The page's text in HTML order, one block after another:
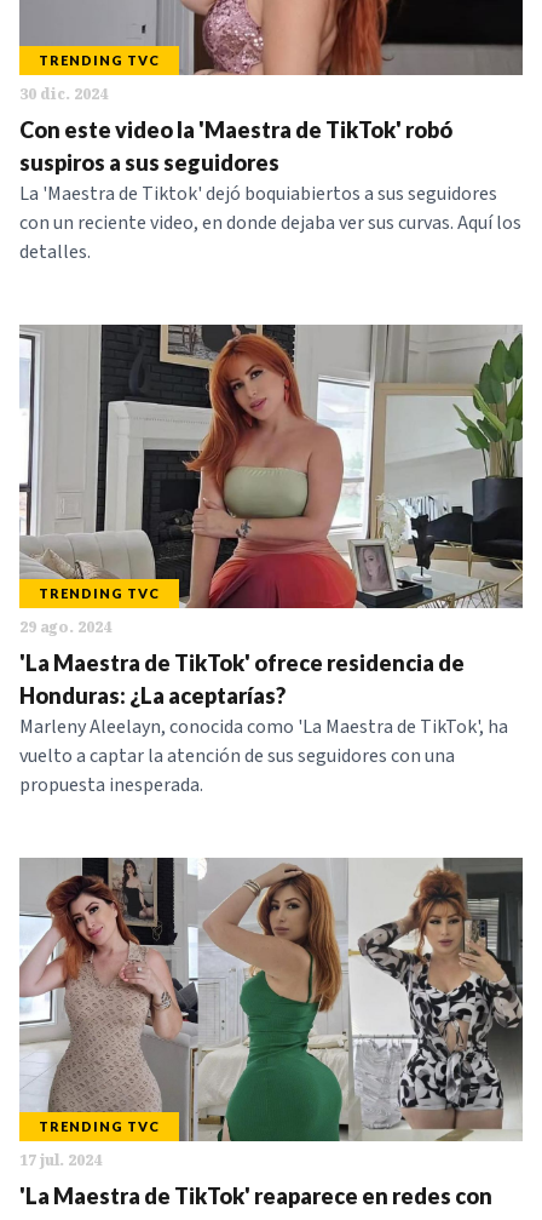
TRENDING TVC
30 dic. 2024
Con este video la 'Maestra de TikTok' robó
suspiros a sus seguidores
La 'Maestra de Tiktok' dejó boquiabiertos a sus seguidores
con un reciente video, en donde dejaba ver sus curvas. Aquí los
detalles.
TRENDING TVC
29 ago. 2024
'La Maestra de TikTok' ofrece residencia de
Honduras: ¿La aceptarías?
Marleny Aleelayn, conocida como 'La Maestra de TikTok', ha
vuelto a captar la atención de sus seguidores con una
propuesta inesperada.
TRENDING TVC
17 jul. 2024
'La Maestra de TikTok' reaparece en redes con